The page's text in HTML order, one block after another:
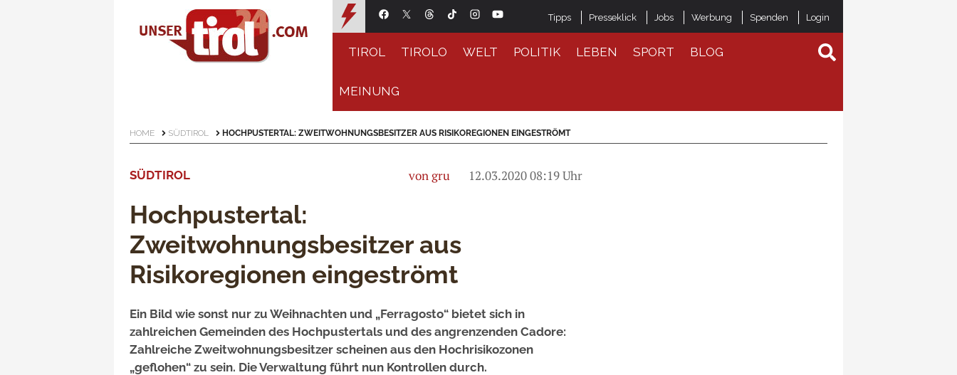
Tipps Presseklick Jobs Werbung Spenden Login
TIROL TIROLO WELT POLITIK LEBEN SPORT BLOG
MEINUNG
HOME SÜDTIROL HOCHPUSTERTAL: ZWEITWOHNUNGSBESITZER AUS RISIKOREGIONEN EINGESTRÖMT
SÜDTIROL von gru 12.03.2020 08:19 Uhr
Hochpustertal:
Zweitwohnungsbesitzer aus
Risikoregionen eingeströmt
Ein Bild wie sonst nur zu Weihnachten und „Ferragosto“ bietet sich in
zahlreichen Gemeinden des Hochpustertals und des angrenzenden Cadore:
Zahlreiche Zweitwohnungsbesitzer scheinen aus den Hochrisikozonen
„geflohen“ zu sein. Die Verwaltung führt nun Kontrollen durch.